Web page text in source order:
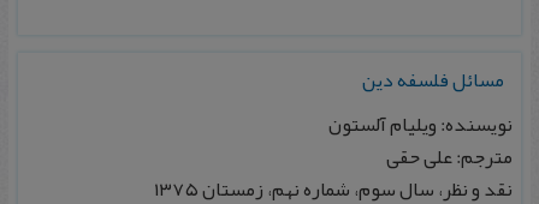
مسائل فلسفه دین
نویسنده: ویلیام آلستون
مترجم: علی حقی
نقد و نظر، سال سوم، شماره نهم، زمستان ۱۳۷۵